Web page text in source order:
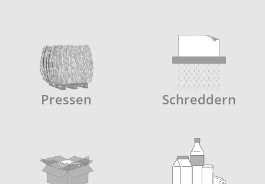
Pressen Schreddern